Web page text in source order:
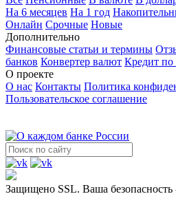
На 6 месяцев На 1 год
Онлайн Срочные Новые
Дополнительно
Финансовые статьи и термины
банков Конвертер валют Кредит по
О проекте
О нас Контакты Политика
Пользовательское соглашение
Защищено SSL. Ваша безопасность